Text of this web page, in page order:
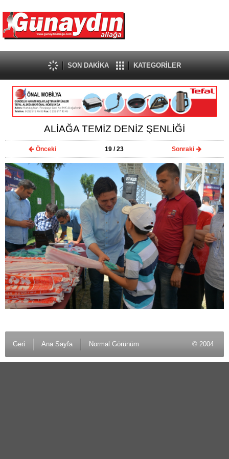
SON DAKİKA KATEGORİLER
ALİAĞA TEMİZ DENİZ ŞENLİĞİ
Önceki 19 / 23 Sonraki
Geri Ana Sayfa Normal Görünüm © 2004